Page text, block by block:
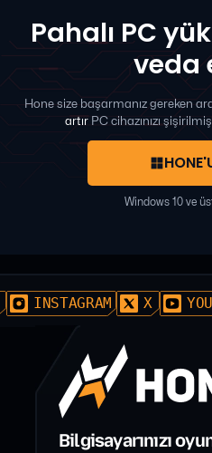
Pahalı PC
veda
Hone size başarmanız gereken
artır PC cihazınızı
Windows 10 ve
INSTAGRAM X
Bilgisayarınızı